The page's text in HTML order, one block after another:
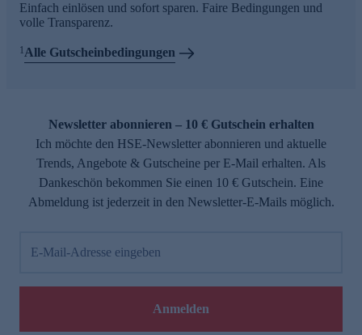
Einfach einlösen und sofort sparen. Faire Bedingungen und
volle Transparenz.
1 Alle Gutscheinbedingungen
Newsletter abonnieren – 10 € Gutschein erhalten
Ich möchte den HSE-Newsletter abonnieren und aktuelle
Trends, Angebote & Gutscheine per E-Mail erhalten. Als
Dankeschön bekommen Sie einen 10 € Gutschein. Eine
Abmeldung ist jederzeit in den Newsletter-E-Mails möglich.
E-Mail-Adresse eingeben
Anmelden